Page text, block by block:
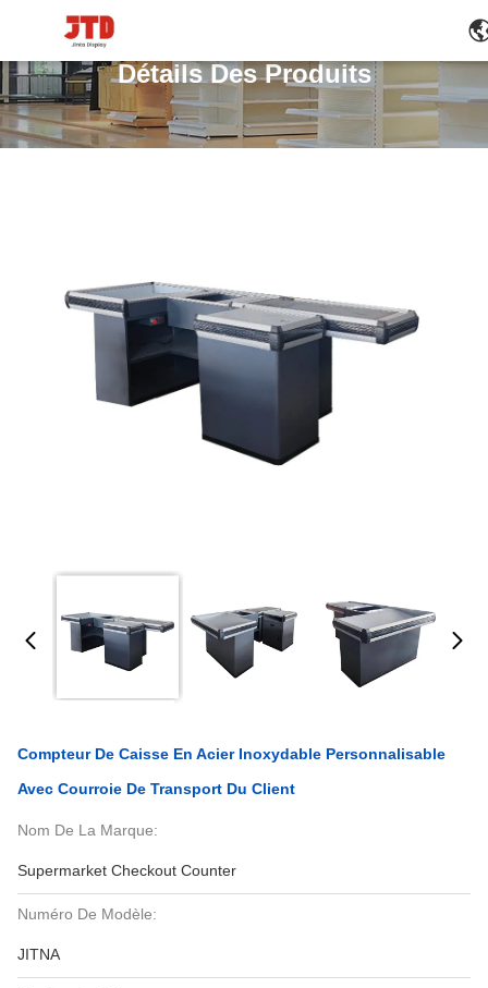
Détails Des Produits
Compteur De Caisse En Acier Inoxydable Personnalisable
Avec Courroie De Transport Du Client
Nom De La Marque:
Supermarket Checkout Counter
Numéro De Modèle:
JITNA